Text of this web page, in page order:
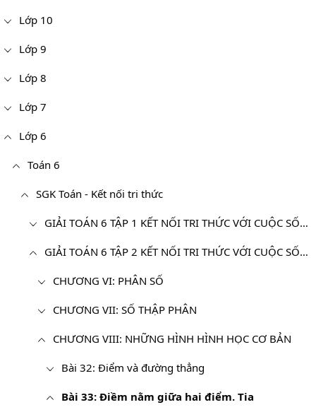
Lớp 10
Lớp 9
Lớp 8
Lớp 7
Lớp 6
Toán 6
SGK Toán - Kết nối tri thức
GIẢI TOÁN 6 TẬP 1 KẾT NỐI TRI THỨC VỚI CUỘC SỐNG
GIẢI TOÁN 6 TẬP 2 KẾT NỐI TRI THỨC VỚI CUỘC SỐNG
CHƯƠNG VI: PHÂN SỐ
CHƯƠNG VII: SỐ THẬP PHÂN
CHƯƠNG VIII: NHỮNG HÌNH HÌNH HỌC CƠ BẢN
Bài 32: Điểm và đường thẳng
Bài 33: Điềm nằm giữa hai điểm. Tia